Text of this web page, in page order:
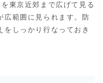
東京近郊まで広げて見る
広範囲に見られます。防
をしっかり行なっておき